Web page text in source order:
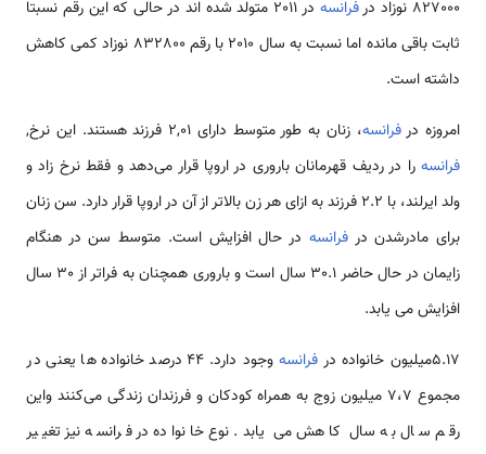
827000 نوزاد در فرانسه
در 2011 متولد شده اند در حالی‌ که این رقم نسبتا
ثابت باقی مانده اما نسبت به سال 2010 با رقم‌ 832800 نوزاد کمی کاهش
داشته است.
امروزه درفرانسه، زنان به طور متوسط دارای 2,01‌ فرزند هستند. این نرخ,
فرانسه را در ردیف قهرمانان باروری در اروپا قرار می‌دهد و فقط نرخ زاد و
ولد ایرلند، با 2.2 فرزند به ازای هر زن بالاتر از آن در اروپا قرار دارد. سن زنان
برای مادرشدن درفرانسه در حال افزایش است. متوسط سن در هنگام
زایمان در حال حاضر 30.1 سال است و باروری همچنان به فراتر از 30 سال
افزایش می یابد.
5.17میلیون خانواده در فرانسه
وجود دارد. 44 درصد خانواده ها یعنی در
مجموع 7،7 میلیون زوج به همراه کودکان و فرزندان زندگی می‌کنند واین
رقم سال به سال کاهش می یابد. نوع خانواده در فرانسه نیز تغییر